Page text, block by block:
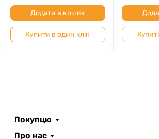
Додати в кошик
Купити в один клік
Покупцю
Про нас